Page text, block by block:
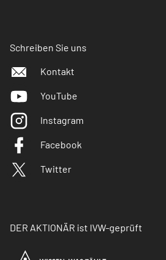
Schreiben Sie uns
Kontakt
YouTube
Instagram
Facebook
Twitter
DER AKTIONÄR ist IVW-geprüft